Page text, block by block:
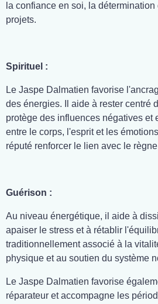
la confiance en soi, la
projets.
Spirituel :
Le Jaspe Dalmatien favorise
des énergies. Il aide à rester centré
protège des influences négatives et
entre le corps, l'esprit et les
réputé renforcer le lien avec le
Guérison :
Au niveau énergétique, il aide à
apaiser le stress et à rétablir
traditionnellement associé à la
physique et au soutien du système
Le Jaspe Dalmatien favorise
réparateur et accompagne les